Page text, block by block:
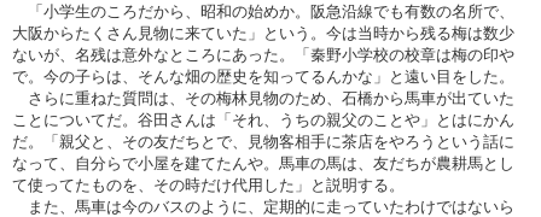
「小学生のころだから、昭和の始めか。阪急沿線でも有数の名所で、
大阪からたくさん見物に来ていた」という。今は当時から残る梅は数少
ないが、名残は意外なところにあった。「秦野小学校の校章は梅の印や
で。今の子らは、そんな畑の歴史を知ってるんかな」と遠い目をした。
さらに重ねた質問は、その梅林見物のため、石橋から馬車が出ていた
ことについてだ。谷田さんは「それ、うちの親父のことや」とはにかん
だ。「親父と、その友だちとで、見物客相手に茶店をやろうという話に
なって、自分らで小屋を建てたんや。馬車の馬は、友だちが農耕馬とし
て使ってたものを、その時だけ代用した」と説明する。
また、馬車は今のバスのように、定期的に走っていたわけではないら